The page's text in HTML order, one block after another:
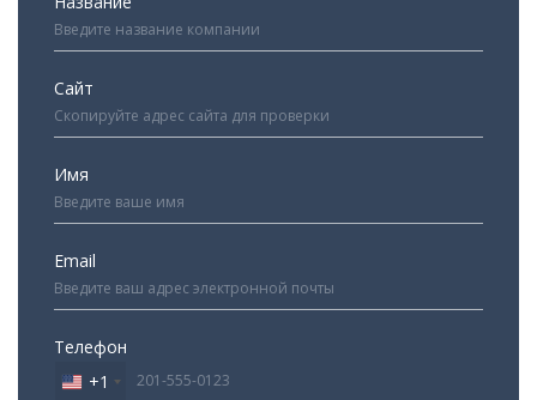
Сайт
Имя
Email
Телефон
United
+1